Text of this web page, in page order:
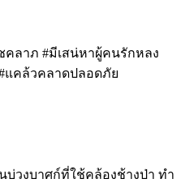
คลาภ #มีเสน่หาผู้คนรักหลง
แคล้วคลาดปลอดภัย
บ่วงบาศก์ที่ใช้คล้องช้างป่า ทำ